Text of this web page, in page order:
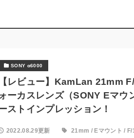
SONY α6000
【レビュー】KamLan 21mm
ォーカスレンズ（SONY Eマウ
ストインプレッション！
2022.08.29更新 21mm / Eマウント /